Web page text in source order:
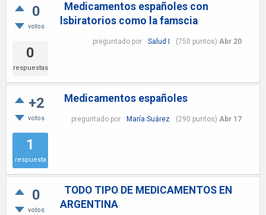
0
votos
0
respuestas
Medicamentos españoles con
lsbiratorios como la famscia
preguntado por Salud I (750 puntos) Abr 20
+2
votos
1
respuesta
Medicamentos españoles
preguntado por María Suárez (290 puntos) Abr 17
0
votos
TODO TIPO DE MEDICAMENTOS EN
ARGENTINA